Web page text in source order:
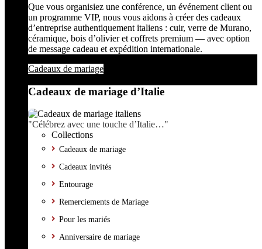
Que vous organisiez une conférence, un événement client ou
un programme VIP, nous vous aidons à créer des cadeaux
d’entreprise authentiquement italiens : cuir, verre de Murano,
céramique, bois d’olivier et coffrets premium — avec option
de message cadeau et expédition internationale.
Cadeaux de mariage
Cadeaux de mariage d’Italie
"Célébrez avec une touche d’Italie…"
Collections
Cadeaux de mariage
Cadeaux invités
Entourage
Remerciements de Mariage
Pour les mariés
Anniversaire de mariage